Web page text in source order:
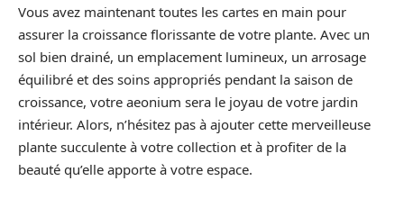
Vous avez maintenant toutes les cartes en main pour
assurer la croissance florissante de votre plante. Avec un
sol bien drainé, un emplacement lumineux, un arrosage
équilibré et des soins appropriés pendant la saison de
croissance, votre aeonium sera le joyau de votre jardin
intérieur. Alors, n’hésitez pas à ajouter cette merveilleuse
plante succulente à votre collection et à profiter de la
beauté qu’elle apporte à votre espace.